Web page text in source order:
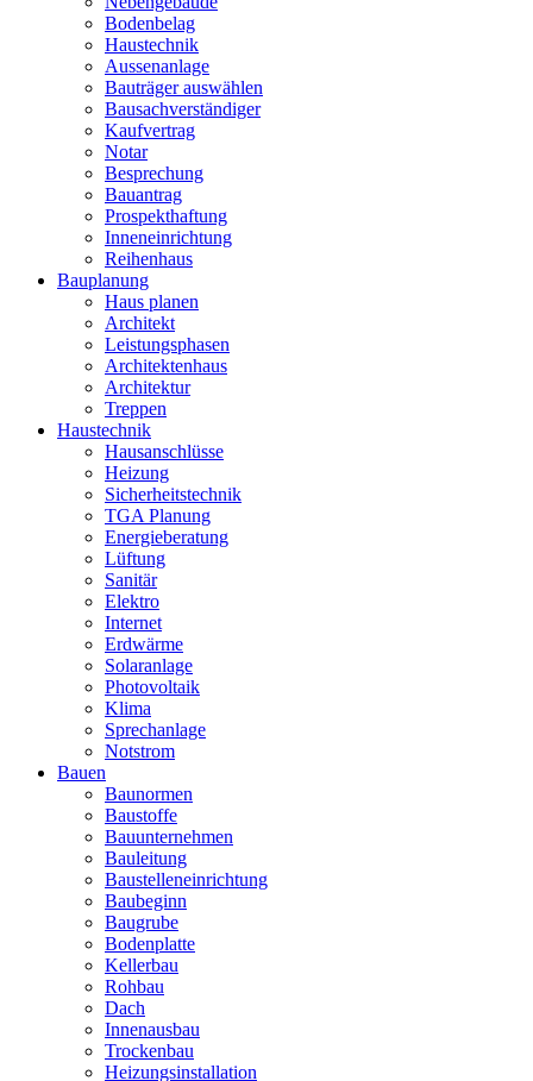
Bodenbelag
Haustechnik
Aussenanlage
Bauträger auswählen
Bausachverständiger
Kaufvertrag
Notar
Besprechung
Bauantrag
Prospekthaftung
Inneneinrichtung
Reihenhaus
Bauplanung
Haus planen
Architekt
Leistungsphasen
Architektenhaus
Architektur
Treppen
Haustechnik
Hausanschlüsse
Heizung
Sicherheitstechnik
TGA Planung
Energieberatung
Lüftung
Sanitär
Elektro
Internet
Erdwärme
Solaranlage
Photovoltaik
Klima
Sprechanlage
Notstrom
Bauen
Baunormen
Baustoffe
Bauunternehmen
Bauleitung
Baustelleneinrichtung
Baubeginn
Baugrube
Bodenplatte
Kellerbau
Rohbau
Dach
Innenausbau
Trockenbau
Heizungsinstallation